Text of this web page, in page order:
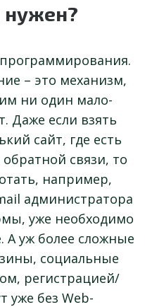
нужен?
программирования.
– это механизм,
ни один мало-
Даже если взять
сайт, где есть
связи, то
например,
администратора
уже необходимо
А уж более сложные
социальные
регистрацией/
уже без Web-